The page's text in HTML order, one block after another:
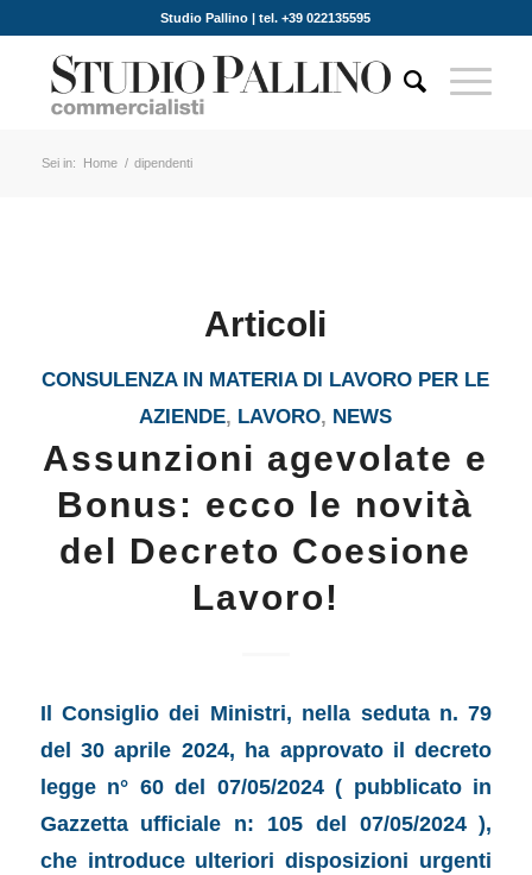
Studio Pallino | tel. +39 022135595
Sei in: Home / dipendenti
Articoli
CONSULENZA IN MATERIA DI LAVORO PER LE
AZIENDE, LAVORO, NEWS
Assunzioni agevolate e
Bonus: ecco le novità
del Decreto Coesione
Lavoro!
Il Consiglio dei Ministri, nella seduta n. 79
del 30 aprile 2024, ha approvato il decreto
legge n° 60 del 07/05/2024 ( pubblicato in
Gazzetta ufficiale n: 105 del 07/05/2024 ),
che introduce ulteriori disposizioni urgenti